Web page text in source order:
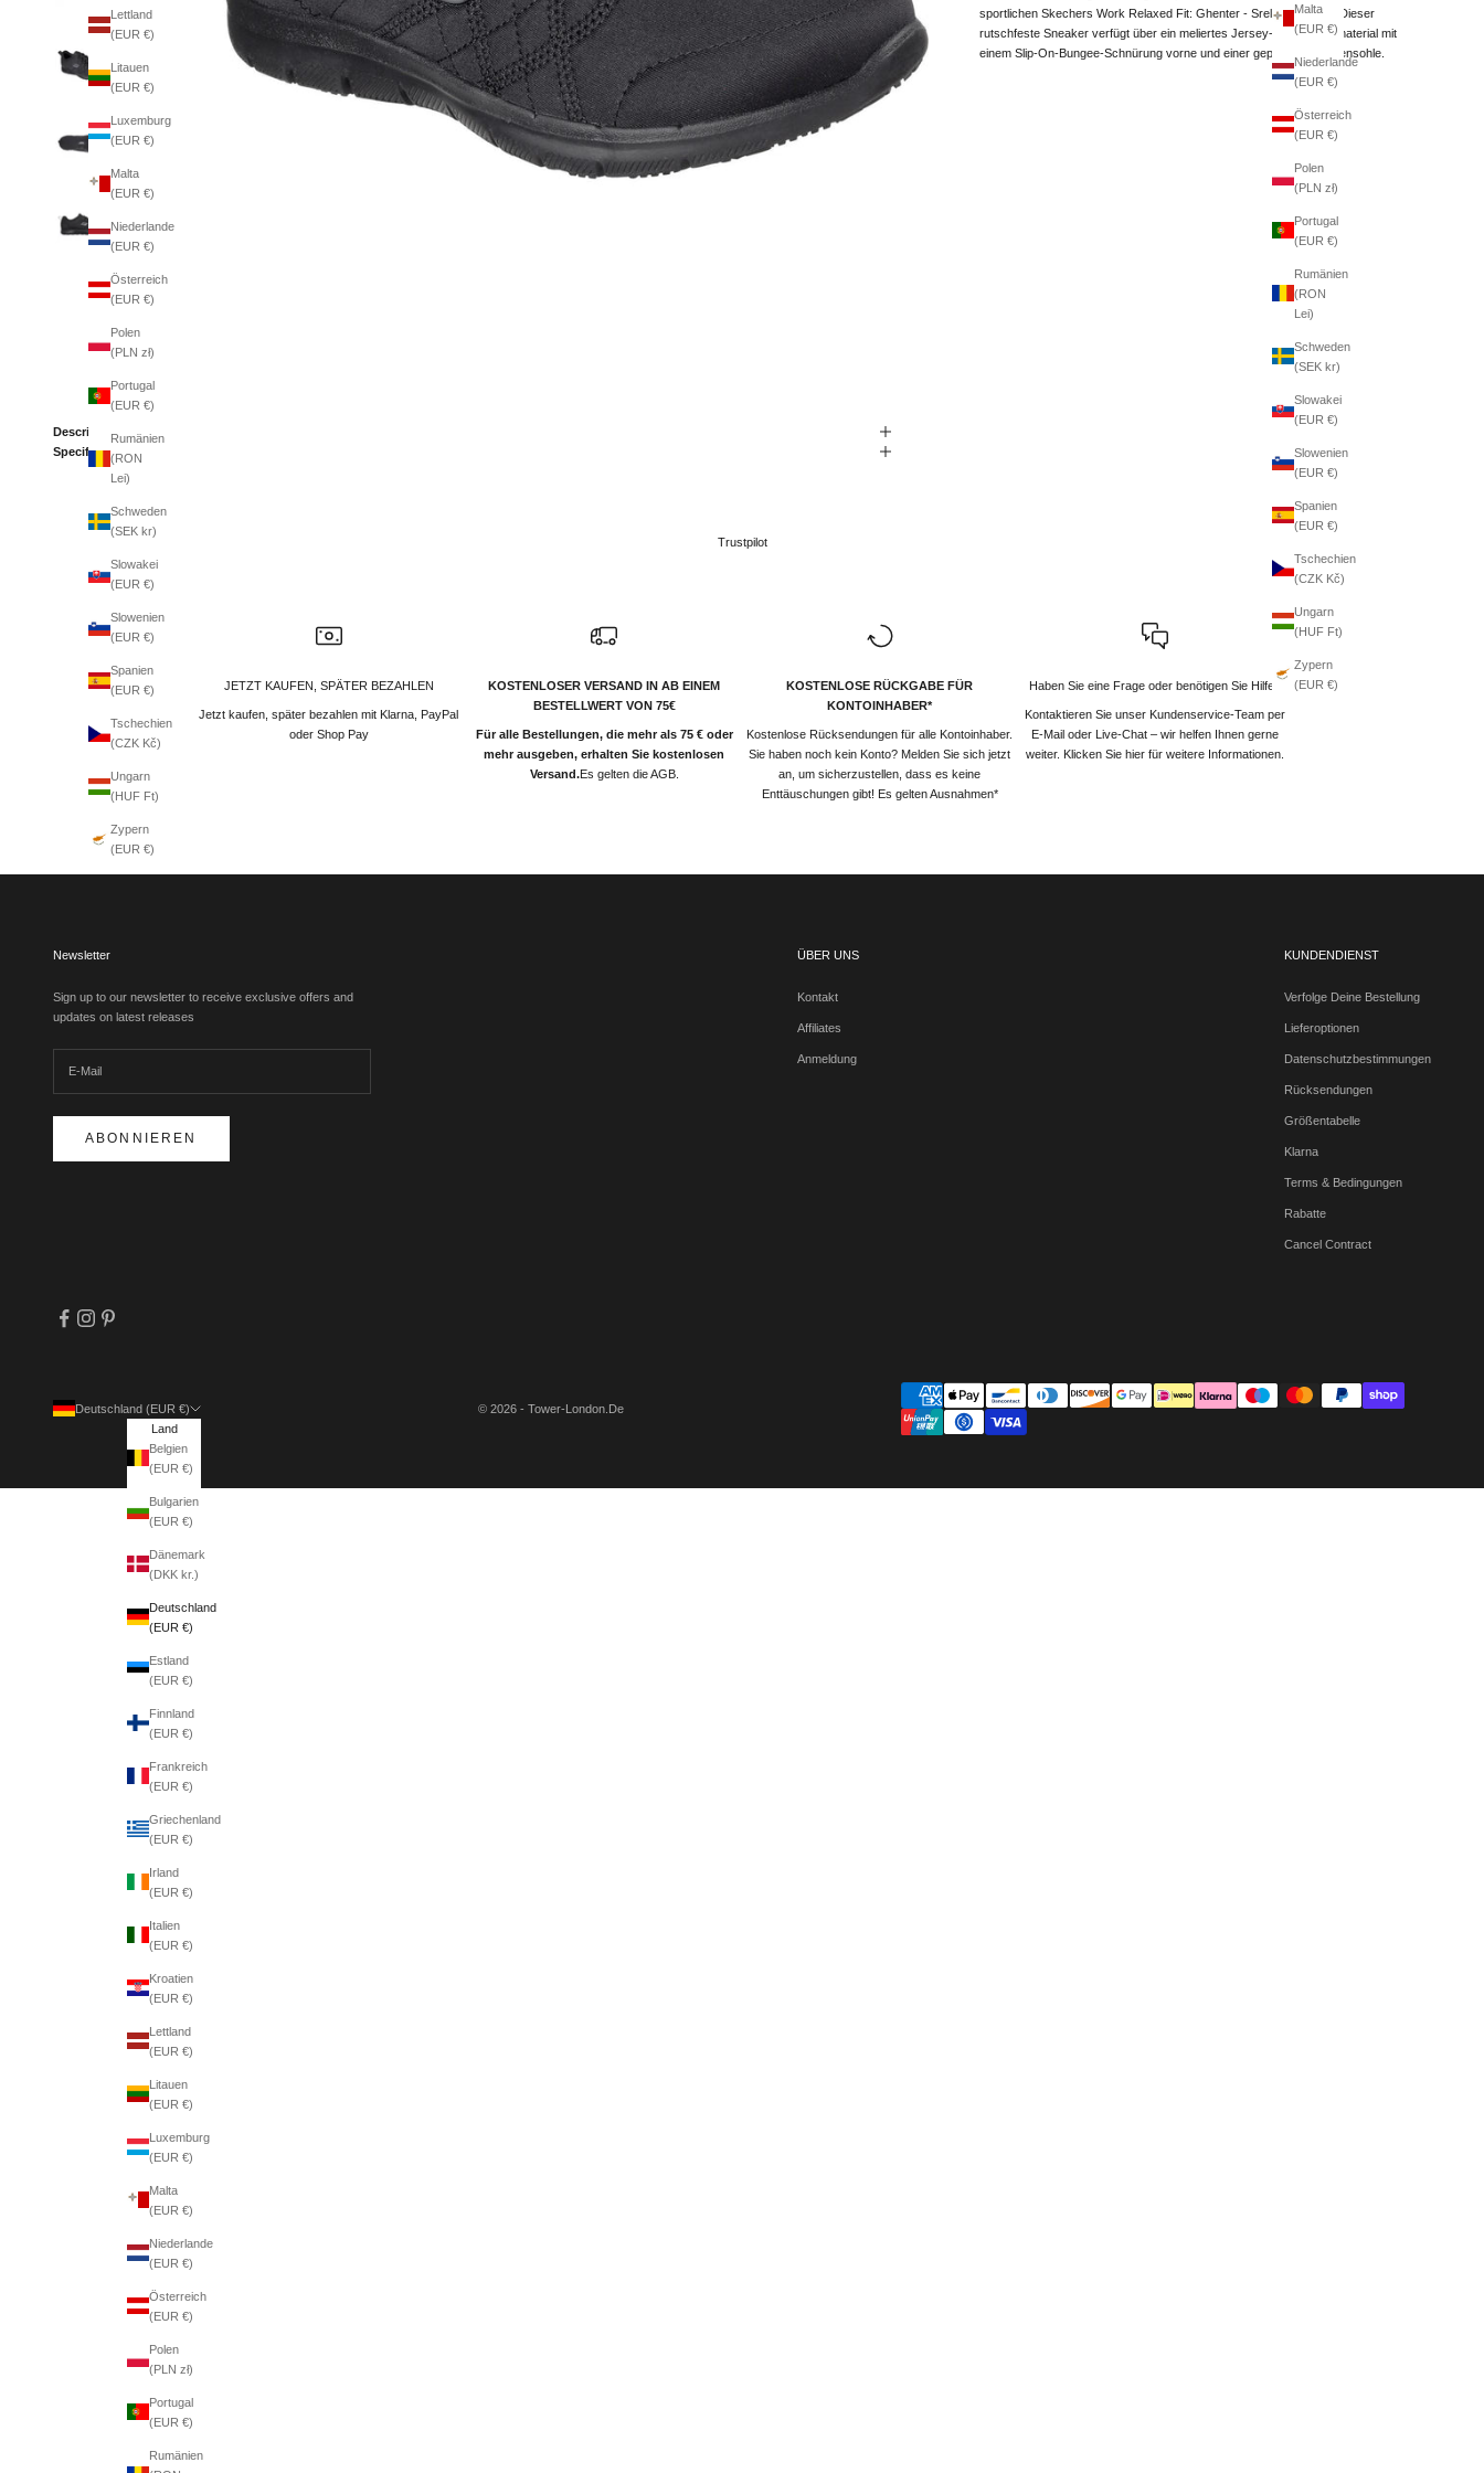
Malta
(EUR €)
Niederlande
(EUR €)
Österreich
(EUR €)
Polen
(PLN zł)
Portugal
(EUR €)
Rumänien
(RON
Lei)
Schweden
(SEK kr)
Slowakei
(EUR €)
Slowenien
(EUR €)
Spanien
(EUR €)
Tschechien
(CZK Kč)
Ungarn
(HUF Ft)
Zypern
(EUR €)
Lettland
(EUR €)
Litauen
(EUR €)
Luxemburg
(EUR €)
Malta
(EUR €)
Niederlande
(EUR €)
Österreich
(EUR €)
Polen
(PLN zł)
Portugal
(EUR €)
Rumänien
(RON
Lei)
Schweden
(SEK kr)
Slowakei
(EUR €)
Slowenien
(EUR €)
Spanien
(EUR €)
Tschechien
(CZK Kč)
Ungarn
(HUF Ft)
Zypern
(EUR €)
sportlichen Skechers Work Relaxed Fit: Ghenter - Srelt SR Schuh. Dieser
rutschfeste Sneaker verfügt über ein meliertes Jersey-Strick-Obermaterial mit
einem Slip-On-Bungee-Schnürung vorne und einer gepolsterten Innensohle.
Description
Specifications
Trustpilot
JETZT KAUFEN, SPÄTER BEZAHLEN
Jetzt kaufen, später bezahlen mit Klarna, PayPal
oder Shop Pay
KOSTENLOSER VERSAND IN AB EINEM
BESTELLWERT VON 75€
Für alle Bestellungen, die mehr als 75 € oder
mehr ausgeben, erhalten Sie kostenlosen
Versand.Es gelten die AGB.
KOSTENLOSE RÜCKGABE FÜR
KONTOINHABER*
Kostenlose Rücksendungen für alle Kontoinhaber.
Sie haben noch kein Konto? Melden Sie sich jetzt
an, um sicherzustellen, dass es keine
Enttäuschungen gibt! Es gelten Ausnahmen*
Haben Sie eine Frage oder benötigen Sie Hilfe?
Kontaktieren Sie unser Kundenservice-Team per
E-Mail oder Live-Chat – wir helfen Ihnen gerne
weiter. Klicken Sie hier für weitere Informationen.
Newsletter
Sign up to our newsletter to receive exclusive offers and
updates on latest releases
ABONNIEREN
ÜBER UNS
Kontakt
Affiliates
Anmeldung
KUNDENDIENST
Verfolge Deine Bestellung
Lieferoptionen
Datenschutzbestimmungen
Rücksendungen
Größentabelle
Klarna
Terms & Bedingungen
Rabatte
Cancel Contract
Deutschland (EUR €)
Land
Belgien
(EUR €)
Bulgarien
(EUR €)
Dänemark
(DKK kr.)
Deutschland
(EUR €)
Estland
(EUR €)
Finnland
(EUR €)
Frankreich
(EUR €)
Griechenland
(EUR €)
Irland
(EUR €)
Italien
(EUR €)
Kroatien
(EUR €)
Lettland
(EUR €)
Litauen
(EUR €)
Luxemburg
(EUR €)
Malta
(EUR €)
Niederlande
(EUR €)
Österreich
(EUR €)
Polen
(PLN zł)
Portugal
(EUR €)
Rumänien
© 2026 - Tower-London.De